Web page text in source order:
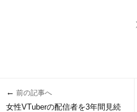
← 前の記事へ
女性VTuberの配信者を3年間見続